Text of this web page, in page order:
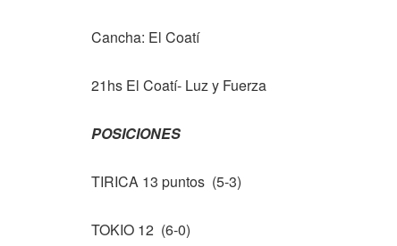
Cancha: El Coatí
21hs El Coatí- Luz y Fuerza
POSICIONES
TIRICA 13 puntos (5-3)
TOKIO 12 (6-0)